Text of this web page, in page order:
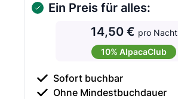
Ein Preis für alles:
14,50 € pro Nacht
10% AlpacaClub
Sofort buchbar
Ohne Mindestbuchdauer